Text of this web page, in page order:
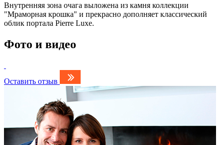
Внутренняя зона очага выложена из камня коллекции
"Мраморная крошка" и прекрасно дополняет классический
облик портала Pierre Luxe.
Фото и видео
Оставить отзыв